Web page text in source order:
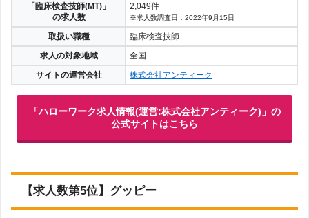
「臨床検査技師(MT)」
の求人数
2,049件
※求人数調査日：2022年9月15日
取扱い職種
臨床検査技師
求人の対象地域
全国
サイトの運営会社
株式会社アンティーク
「ハローワーク求人情報(運営:株式会社アンティーク)」の
公式サイトはこちら
【求人数第5位】グッピー